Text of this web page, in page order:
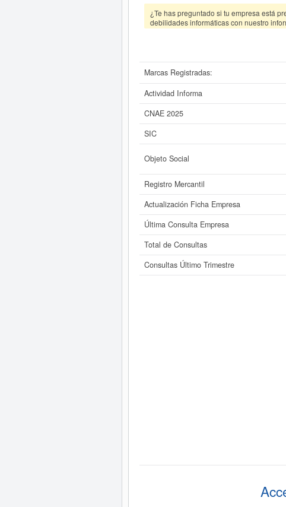
¿Te has preguntado si tu empresa está
debilidades informáticas con nuestro
Marcas Registradas:
Actividad Informa
CNAE 2025
SIC
Objeto Social
Registro Mercantil
Actualización Ficha Empresa
Última Consulta Empresa
Total de Consultas
Consultas Último Trimestre